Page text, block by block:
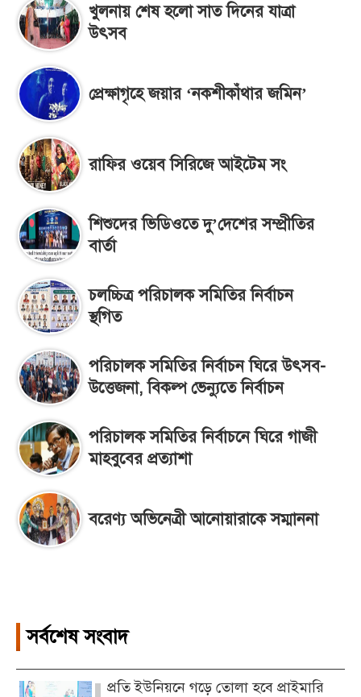
খুলনায় শেষ হলো সাত দিনের যাত্রা
উৎসব
প্রেক্ষাগৃহে জয়ার ‘নকশীকাঁথার জমিন’
রাফির ওয়েব সিরিজে আইটেম সং
শিশুদের ভিডিওতে দু’দেশের সম্প্রীতির
বার্তা
চলচ্চিত্র পরিচালক সমিতির নির্বাচন
স্থগিত
পরিচালক সমিতির নির্বাচন ঘিরে উৎসব-
উত্তেজনা, বিকল্প ভেন্যুতে নির্বাচন
পরিচালক সমিতির নির্বাচনে ঘিরে গাজী
মাহবুবের প্রত্যাশা
বরেণ্য অভিনেত্রী আনোয়ারাকে সম্মাননা
সর্বশেষ সংবাদ
প্রতি ইউনিয়নে গড়ে তোলা হবে প্রাইমারি